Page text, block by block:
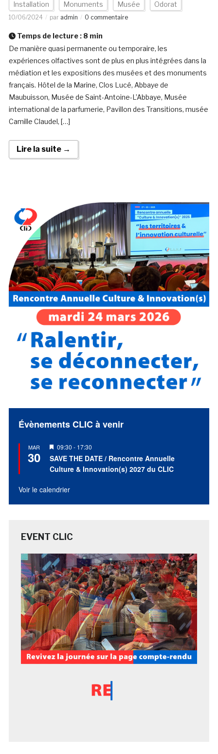
Installation Monuments Musée Odorat
10/06/2024 par admin 0 commentaire
Temps de lecture : 8 min
De manière quasi permanente ou temporaire, les
expériences olfactives sont de plus en plus intégrées dans la
médiation et les expositions des musées et des monuments
français. Hôtel de la Marine, Clos Lucé, Abbaye de
Maubuisson, Musée de Saint-Antoine-L’Abbaye, Musée
international de la parfumerie, Pavillon des Transitions, musée
Camille Claudel, […]
Lire la suite →
Évènements CLIC à venir
MAR
30
Mis
en
avant
09:30 - 17:30
SAVE THE DATE / Rencontre Annuelle
Culture & Innovation(s) 2027 du CLIC
Voir le calendrier
EVENT CLIC